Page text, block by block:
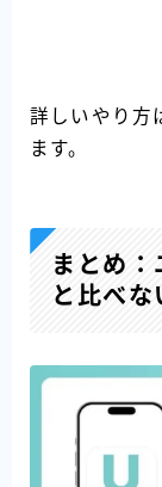
詳しいやり方
ます。
まとめ
と比べな